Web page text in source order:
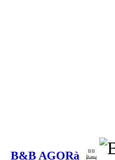
B&B AGORà